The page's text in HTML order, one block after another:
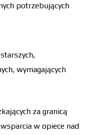
potrzebujących
wymagających
za granicą
w opiece nad